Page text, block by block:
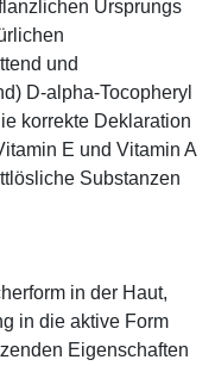
Ursprungs
und
D-alpha-Tocopheryl
korrekte Deklaration
E und Vitamin A
Substanzen
in der Haut,
in die aktive Form
Eigenschaften